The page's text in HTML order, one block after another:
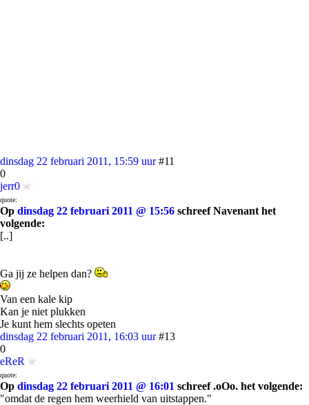
dinsdag 22 februari 2011, 15:59 uur #11
0
jerr0
quote:
Op dinsdag 22 februari 2011 @ 15:56 schreef Navenant het
volgende:
[..]
Ga jij ze helpen dan?
Van een kale kip
Kan je niet plukken
Je kunt hem slechts opeten
dinsdag 22 februari 2011, 16:03 uur #13
0
eReR
quote:
Op dinsdag 22 februari 2011 @ 16:01 schreef .oOo. het volgende:
"omdat de regen hem weerhield van uitstappen."